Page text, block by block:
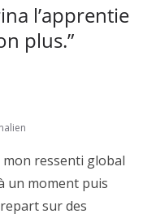
l’apprentie
plus.”
ressenti global
un moment puis
sur des